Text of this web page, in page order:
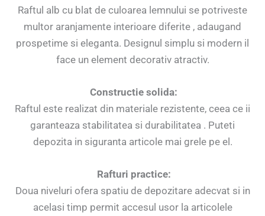
Raftul alb cu blat de culoarea lemnului se potriveste
multor aranjamente interioare diferite , adaugand
prospetime si eleganta. Designul simplu si modern il
face un element decorativ atractiv.
Constructie solida:
Raftul este realizat din materiale rezistente, ceea ce ii
garanteaza stabilitatea si durabilitatea . Puteti
depozita in siguranta articole mai grele pe el.
Rafturi practice:
Doua niveluri ofera spatiu de depozitare adecvat si in
acelasi timp permit accesul usor la articolele